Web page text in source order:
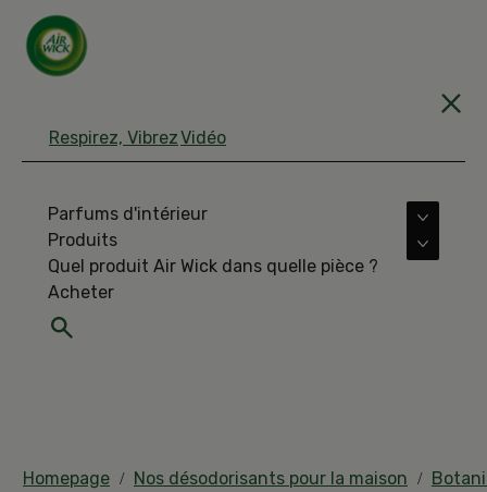
Respirez, VibrezVidéo
Parfums d'intérieur
Produits
More
Quel produit Air Wick dans quelle pièce ?
Acheter
Homepage Nos désodorisants pour la maison